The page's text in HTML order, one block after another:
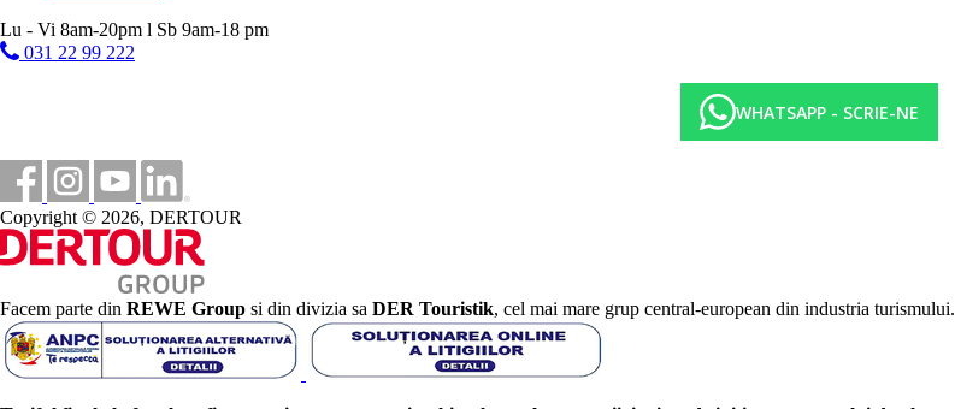
Lu - Vi 8am-20pm l Sb 9am-18 pm
031 22 99 222
WHATSAPP - SCRIE-NE
Copyright © 2026, DERTOUR
Facem parte din REWE Group si din divizia sa DER Touristik, cel mai mare grup central-european din industria turismului.